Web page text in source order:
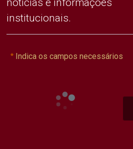
notícias e informações
institucionais.
Indica os campos necessários